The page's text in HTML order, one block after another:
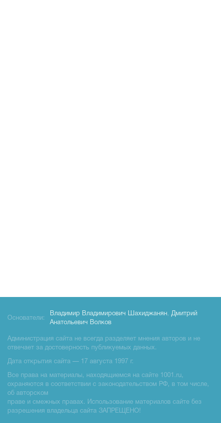
Основатели:
Владимир Владимирович Шахиджанян, Дмитрий
Анатольевич Волков
Администрация сайта не всегда разделяет мнения авторов и не
отвечает за достоверность публикуемых данных.
Дата открытия сайта — 17 августа 1997 г.
Все права на материалы, находящиемся на сайте 1001.ru,
охраняются в соответствии с законодательством РФ, в том числе,
об авторском
праве и смежных правах. Использование материалов сайте без
разрешения владельца сайта ЗАПРЕЩЕНО!